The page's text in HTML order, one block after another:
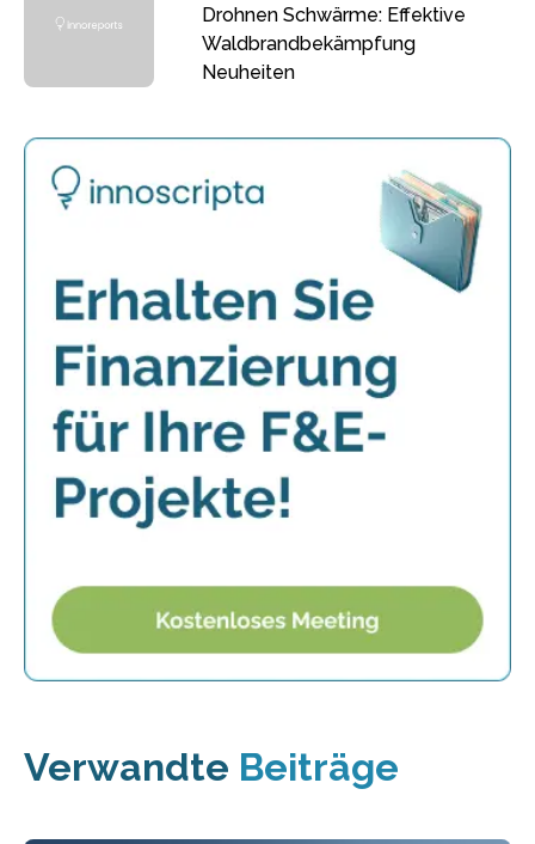
Drohnen Schwärme: Effektive
Waldbrandbekämpfung
Neuheiten
Verwandte Beiträge